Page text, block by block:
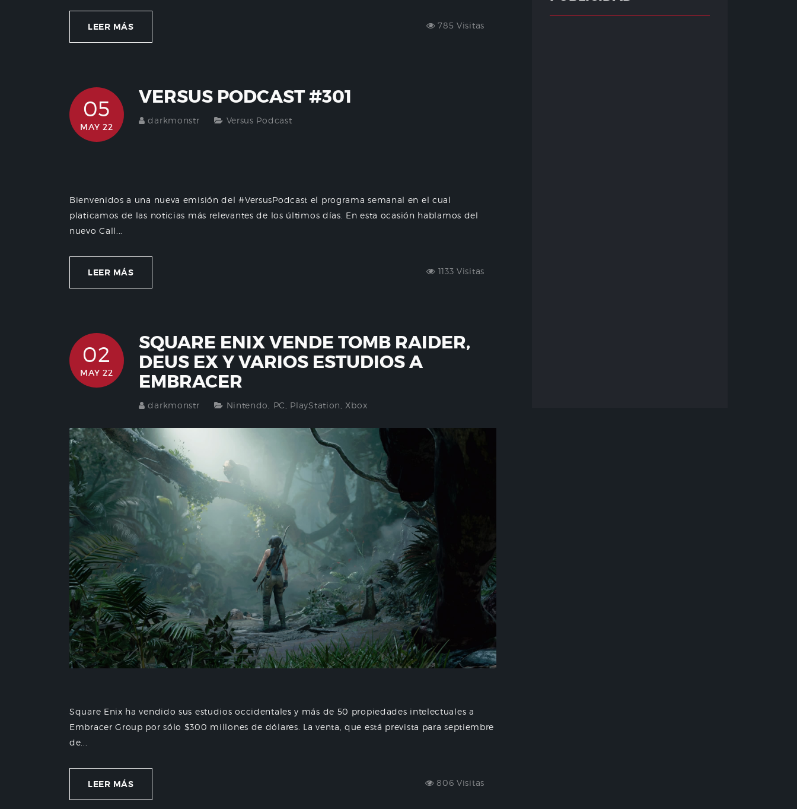
LEER MÁS 785 Visitas
05
MAY 22
VERSUS PODCAST #301
darkmonstr Versus Podcast
Bienvenidos a una nueva emisión del #VersusPodcast el programa semanal en el cual
platicamos de las noticias más relevantes de los últimos días. En esta ocasión hablamos del
nuevo Call...
LEER MÁS 1133 Visitas
02
MAY 22
SQUARE ENIX VENDE TOMB RAIDER,
DEUS EX Y VARIOS ESTUDIOS A
EMBRACER
darkmonstr Nintendo PC PlayStation Xbox
Square Enix ha vendido sus estudios occidentales y más de 50 propiedades intelectuales a
Embracer Group por sólo $300 millones de dólares. La venta, que está prevista para septiembre
de...
LEER MÁS 806 Visitas